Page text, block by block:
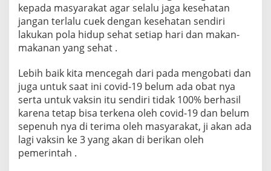
kepada masyarakat agar selalu jaga kesehatan
jangan terlalu cuek dengan kesehatan sendiri
lakukan pola hidup sehat setiap hari dan makan-
makanan yang sehat .
Lebih baik kita mencegah dari pada mengobati dan
juga untuk saat ini covid-19 belum ada obat nya
serta untuk vaksin itu sendiri tidak 100% berhasil
karena tetap bisa terkena oleh covid-19 dan belum
sepenuh nya di terima oleh masyarakat, ji akan ada
lagi vaksin ke 3 yang akan di berikan oleh
pemerintah .